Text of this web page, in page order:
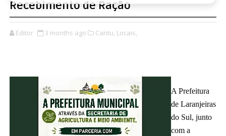
Recebimento de Ração
Editor 3 months ago Cantu, Locais,
A Prefeitura
de Laranjeiras
do Sul, junto
com a